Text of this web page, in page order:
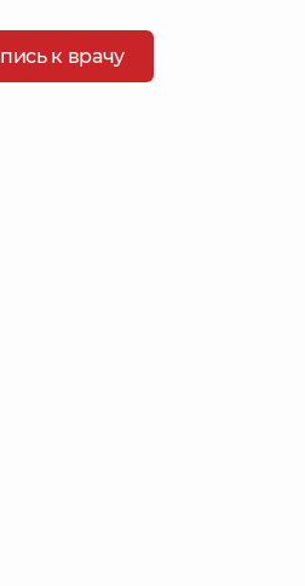
к врачу